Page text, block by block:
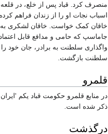
منصرف کرد. قباد پس از خلع، در
اسباب نجات او را از زندان فراهم
خاقان کمک خواست. خاقان لشکری به
جاماسپ که حامی و مدافع قابل
سلطنت بازگشت.
قلمرو
در منابع قلمرو حکومت قباد یکم
ذکر شده است.
درگذشت